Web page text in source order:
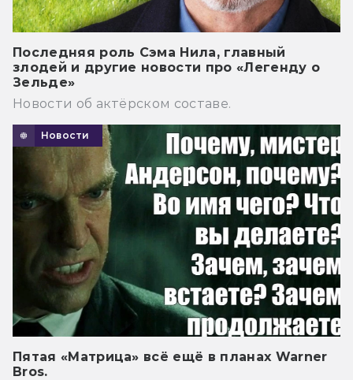
Последняя роль Сэма Нила, главный
злодей и другие новости про «Легенду о
Зельде»
Новости об актёрском составе.
Новости
Пятая «Матрица» всё ещё в планах Warner
Bros.